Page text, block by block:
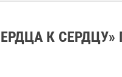
К